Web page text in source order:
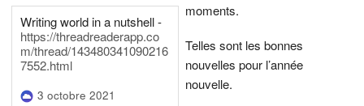
Writing world in a nutshell -
https://threadreaderapp.co
m/thread/143480341090216
7552.html
3 octobre 2021
moments.
Telles sont les bonnes
nouvelles pour l’année
nouvelle.